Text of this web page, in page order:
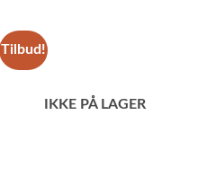
Tilbud!
IKKE PÅ LAGER